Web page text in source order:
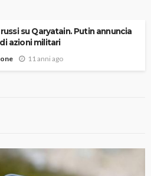
su Qaryatain. Putin annuncia
azioni militari
11 anni ago